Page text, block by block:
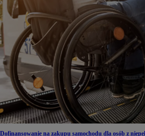
Dofinansowanie na zakupu samochodu dla osób z